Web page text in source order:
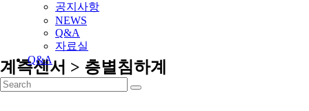
공지사항
NEWS
Q&A
자료실
Q&A
계측센서 > 층별침하계